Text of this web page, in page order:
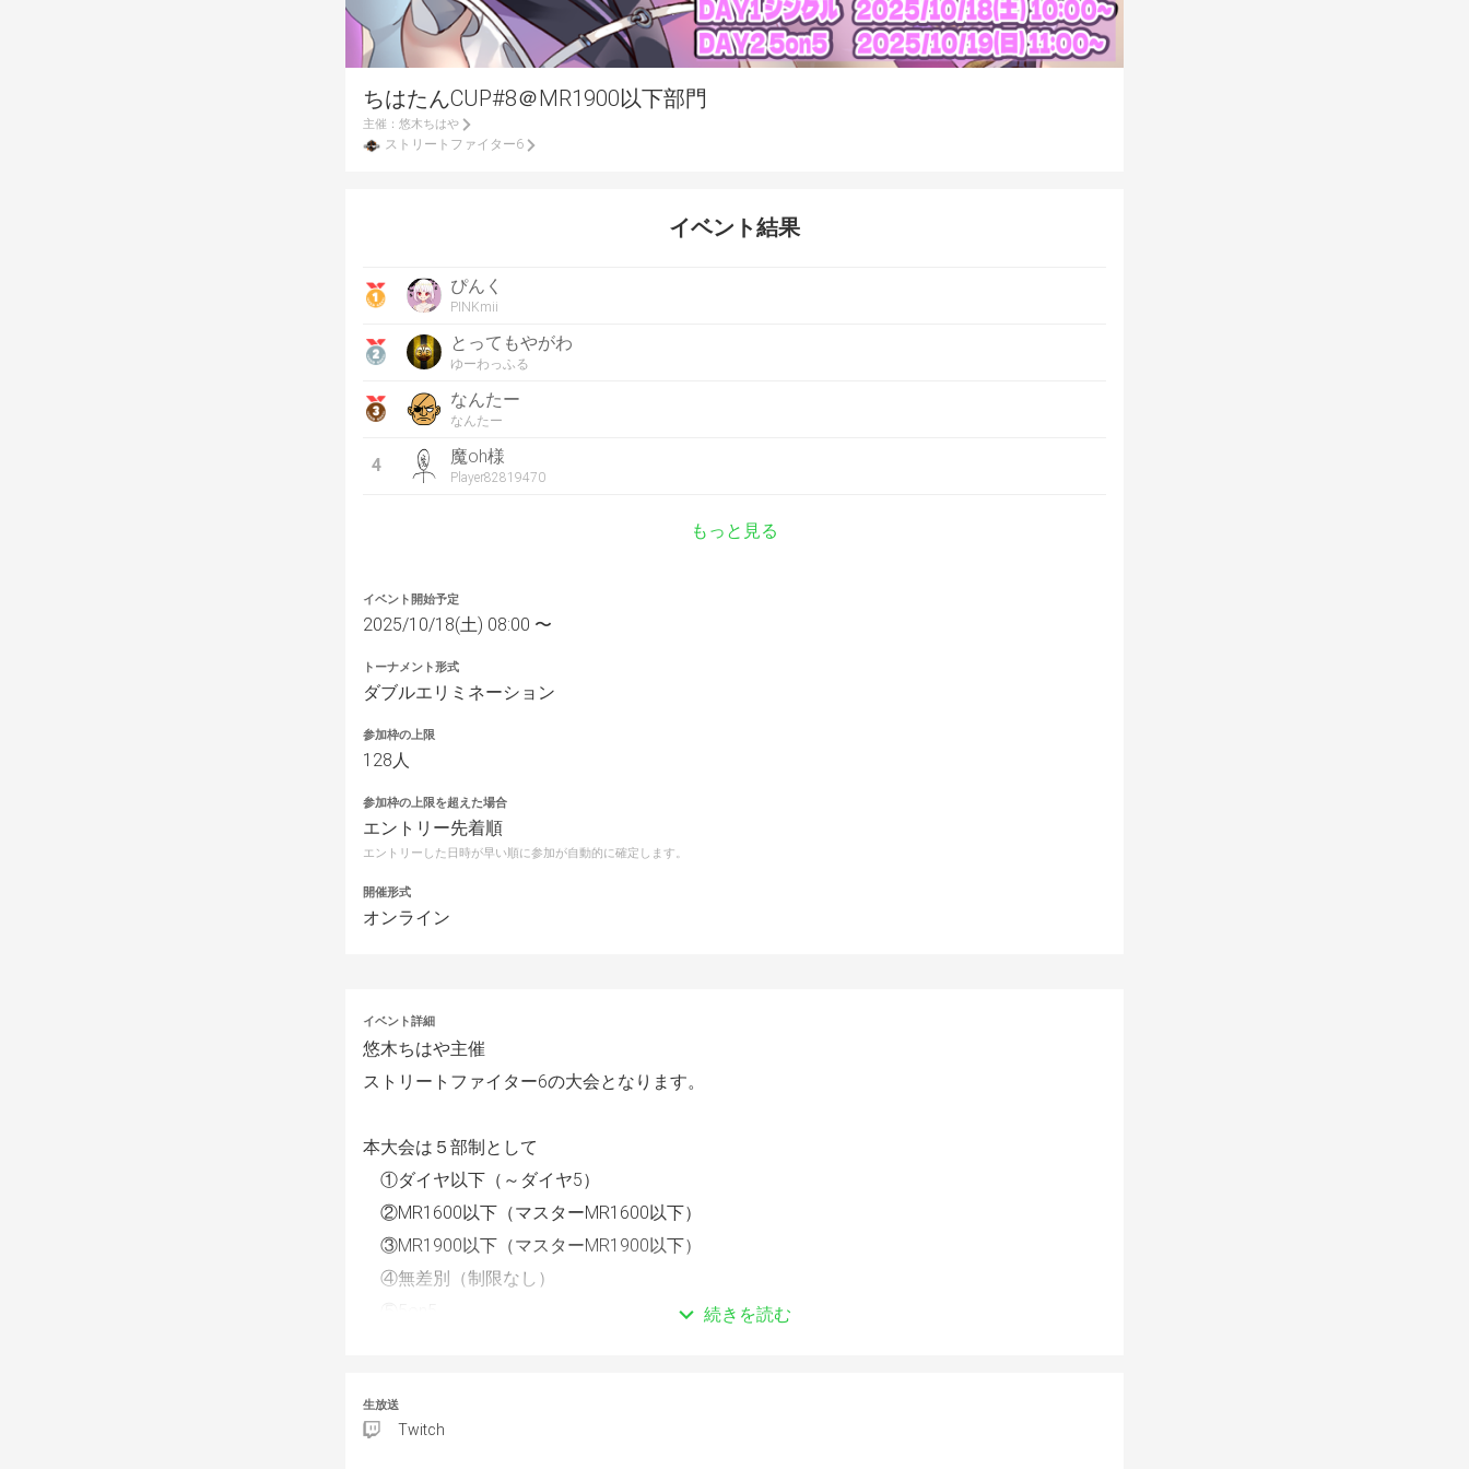
ちはたんCUP#8＠MR1900以下部門
主催： 悠木ちはや
ストリートファイター6
イベント結果
ぴんく
PINKmii
とってもやがわ
ゆーわっふる
なんたー
なんたー
4 魔oh様
Player82819470
もっと見る
イベント開始予定
2025/10/18(土) 08:00 〜
トーナメント形式
ダブルエリミネーション
参加枠の上限
128人
参加枠の上限を超えた場合
エントリー先着順
エントリーした日時が早い順に参加が自動的に確定します。
開催形式
オンライン
イベント詳細
悠木ちはや主催
ストリートファイター6の大会となります。
本大会は５部制として
①ダイヤ以下（～ダイヤ5）
②MR1600以下（マスターMR1600以下）
③MR1900以下（マスターMR1900以下）
④無差別（制限なし）
ルール
・ダブルエリミネーション 2先
続きを読む
生放送
Twitch